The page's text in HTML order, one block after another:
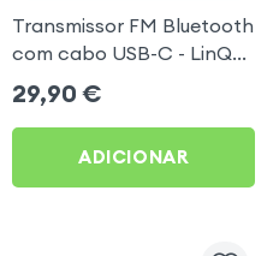
Transmissor FM Bluetooth
com cabo USB-C - LinQ
para Realme 9i 5G
29,90 €
ADICIONAR